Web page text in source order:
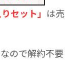
セット」 は売
なので解約不要